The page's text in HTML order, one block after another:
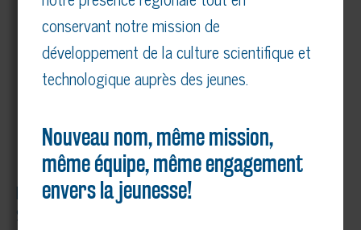
Projet: Filtrer l’eau, pour les pros!
Nom : Laurie Beaupre et Noémie Guilbeault,
secondaire 4
Prix du département d’anatomie de l’UQTR – 100
$
conservant notre mission de
développement de la culture scientifique et
technologique auprès des jeunes.
Nouveau nom, même mission,
même équipe, même engagement
envers la jeunesse!